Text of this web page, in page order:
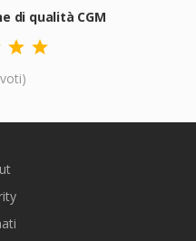
di qualità CGM